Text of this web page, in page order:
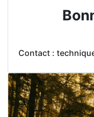
Contact :